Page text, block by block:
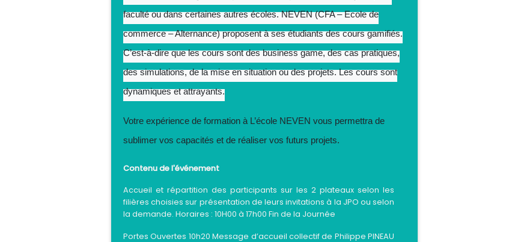
faculté ou dans certaines autres écoles. NEVEN (CFA – Ecole de
commerce – Alternance) proposent à ses étudiants des cours gamifiés.
C’est-à-dire que les cours sont des business game, des cas pratiques,
des simulations, de la mise en situation ou des projets. Les cours sont
dynamiques et attrayants.
Votre expérience de formation à L’école NEVEN vous permettra de
sublimer vos capacités et de réaliser vos futurs projets.
Contenu de l'événement
Accueil et répartition des participants sur les 2 plateaux selon les
filières choisies sur présentation de leurs invitations à la JPO ou selon
la demande. Horaires : 10H00 à 17h00 Fin de la Journée
Portes Ouvertes 10h20 Message d’accueil collectif de Philippe PINEAU